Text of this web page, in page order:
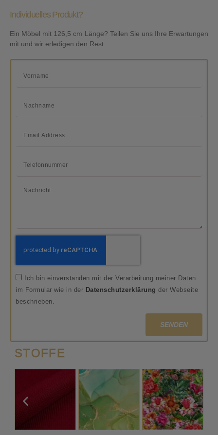
Individuelles Produkt?
Ein Möbel mit 126,5 cm Länge? Teilen Sie uns Ihre Erwartungen
mit und wir erledigen den Rest.
Ich bin einverstanden mit der Verarbeitung meiner Daten
im Formular wie in der Datenschutzerklärung der Webseite
beschrieben.
SENDEN
STOFFE